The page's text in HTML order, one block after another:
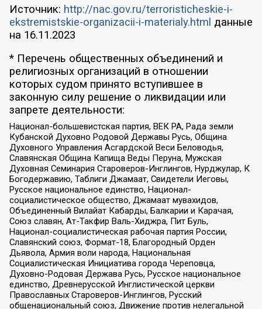
Источник: http://nac.gov.ru/terroristicheskie-i-
ekstremistskie-organizacii-i-materialy.html данные
на 16.11.2023
* Перечень общественных объединений и
религиозных организаций в отношении
которых судом принято вступившее в
законную силу решение о ликвидации или
запрете деятельности:
Национал-большевистская партия, ВЕК РА, Рада земли
Кубанской Духовно Родовой Державы Русь, Община
Духовного Управления Асгардской Веси Беловодья,
Славянская Община Капища Веды Перуна, Мужская
Духовная Семинария Староверов-Инглингов, Нурджулар, К
Богодержавию, Таблиги Джамаат, Свидетели Иеговы,
Русское национальное единство, Национал-
социалистическое общество, Джамаат мувахидов,
Объединенный Вилайат Кабарды, Балкарии и Карачая,
Союз славян, Ат-Такфир Валь-Хиджра, Пит Буль,
Национал-социалистическая рабочая партия России,
Славянский союз, Формат-18, Благородный Орден
Дьявола, Армия воли народа, Национальная
Социалистическая Инициатива города Череповца,
Духовно-Родовая Держава Русь, Русское национальное
единство, Древнерусской Инглистической церкви
Православных Староверов-Инглингов, Русский
общенациональный союз, Движение против нелегальной